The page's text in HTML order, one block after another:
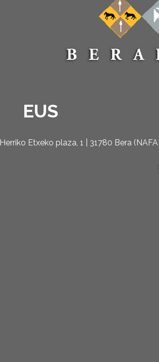
EUS
Herriko Etxeko plaza, 1 | 31780 Bera